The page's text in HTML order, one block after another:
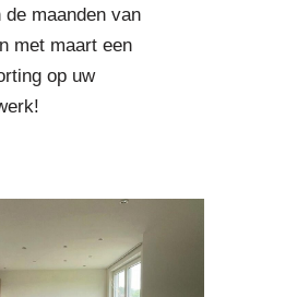
maanden van
met maart een
op uw